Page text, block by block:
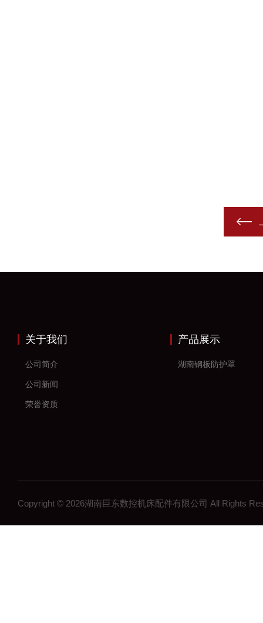
关于我们
公司简介
公司新闻
荣誉资质
产品展示
湖南钢板防护罩
Copyright © 2026湖南巨东数控机床配件有限公司 All Rights